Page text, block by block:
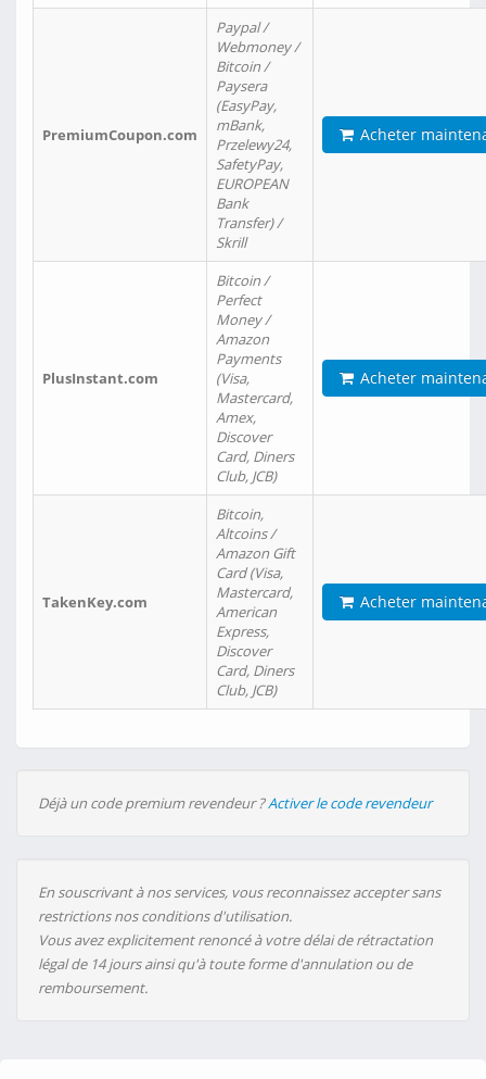
PremiumCoupon.com
Paypal /
Webmoney /
Bitcoin /
Paysera
(EasyPay,
mBank,
Przelewy24,
SafetyPay,
EUROPEAN
Bank
Transfer) /
Skrill
Acheter
PlusInstant.com
Bitcoin /
Perfect
Money /
Amazon
Payments
(Visa,
Mastercard,
Amex,
Discover
Card, Diners
Club, JCB)
Acheter
TakenKey.com
Bitcoin,
Altcoins /
Amazon Gift
Card (Visa,
Mastercard,
American
Express,
Discover
Card, Diners
Club, JCB)
Acheter
Déjà un code premium revendeur ?Activer le code revendeur
En souscrivant à nos services, vous reconnaissez accepter sans
restrictions nos conditions d'utilisation.
Vous avez explicitement renoncé à votre délai de rétractation
légal de 14 jours ainsi qu'à toute forme d'annulation ou de
remboursement.